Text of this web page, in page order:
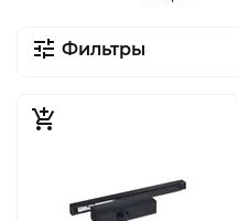
Фильтры